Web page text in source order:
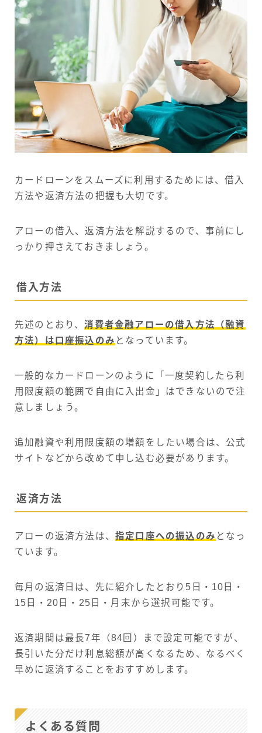
カードローンをスムーズに利用するためには、借入
方法や返済方法の把握も大切です。
アローの借入、返済方法を解説するので、事前にし
っかり押さえておきましょう。
借入方法
先述のとおり、消費者金融アローの借入方法（融資
方法）は口座振込のみ となっています。
一般的なカードローンのように「一度契約したら利
用限度額の範囲で自由に入出金」はできないので注
意しましょう。
追加融資や利用限度額の増額をしたい場合は、公式
サイトなどから改めて申し込む必要があります。
返済方法
アローの返済方法は、 指定口座への振込のみ となっ
ています。
毎月の返済日は、先に紹介したとおり5日・10日・
15日・20日・25日・月末から選択可能です。
返済期間は最長7年（84回）まで設定可能ですが、
長引いた分だけ利息総額が高くなるため、なるべく
早めに返済することをおすすめします。
よくある質問